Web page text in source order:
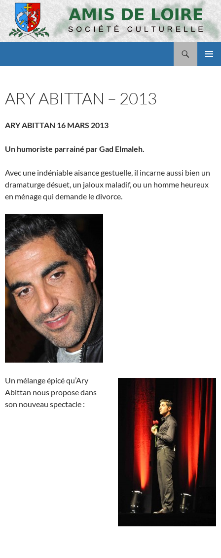
Aller
contenu
ARY ABITTAN – 2013
ARY ABITTAN 16 MARS 2013
Un humoriste parrainé par Gad Elmaleh.
Avec une indéniable aisance gestuelle, il incarne aussi bien un
dramaturge désuet, un jaloux maladif, ou un homme heureux
en ménage qui demande le divorce.
Un mélange épicé qu’Ary
Abittan nous propose dans
son nouveau spectacle :